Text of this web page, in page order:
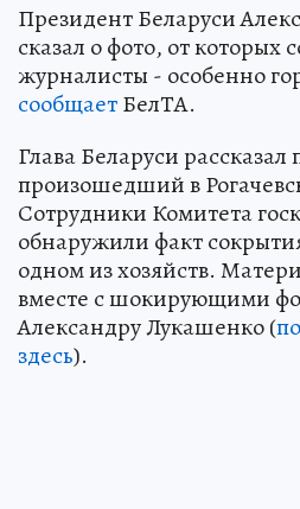
Президент Беларуси
сказал о фото, от которых
журналисты - особенно
сообщаетБелТА.
Глава Беларуси рассказал
произошедший в
Сотрудники Комитета
обнаружили факт
одном из хозяйств.
вместе с шокирующими
Александру Лукашенко (
здесь).